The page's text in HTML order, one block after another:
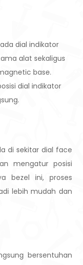
dial indikator
alat sekaligus
base.
dial indikator
di sekitar dial face
mengatur posisi
bezel ini, proses
lebih mudah dan
bersentuhan